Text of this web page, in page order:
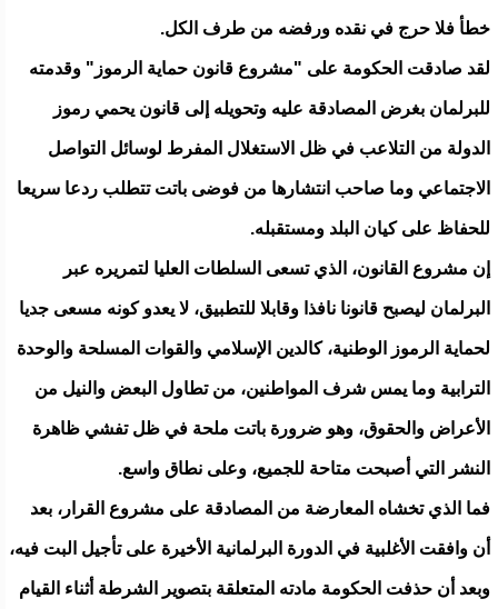
خطأ فلا حرج في نقده ورفضه من طرف الكل.
لقد صادقت الحكومة على "مشروع قانون حماية الرموز" وقدمته
للبرلمان بغرض المصادقة عليه وتحويله إلى قانون يحمي رموز
الدولة من التلاعب في ظل الاستغلال المفرط لوسائل التواصل
الاجتماعي وما صاحب انتشارها من فوضى باتت تتطلب ردعا سريعا
للحفاظ على كيان البلد ومستقبله.
إن مشروع القانون، الذي تسعى السلطات العليا لتمريره عبر
البرلمان ليصبح قانونا نافذا وقابلا للتطبيق، لا يعدو كونه مسعى جديا
لحماية الرموز الوطنية، كالدين الإسلامي والقوات المسلحة والوحدة
الترابية وما يمس شرف المواطنين، من تطاول البعض والنيل من
الأعراض والحقوق، وهو ضرورة باتت ملحة في ظل تفشي ظاهرة
النشر التي أصبحت متاحة للجميع، وعلى نطاق واسع.
فما الذي تخشاه المعارضة من المصادقة على مشروع القرار، بعد
أن وافقت الأغلبية في الدورة البرلمانية الأخيرة على تأجيل البت فيه،
وبعد أن حذفت الحكومة مادته المتعلقة بتصوير الشرطة أثناء القيام